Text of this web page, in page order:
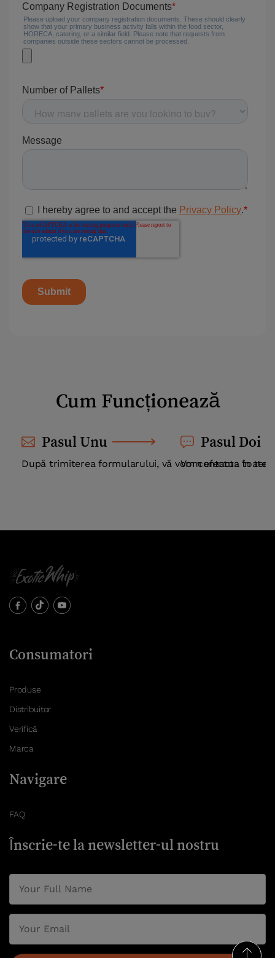
Cum Funcționează
Pasul Unu
După trimiterea formularului, vă vom contacta în
Pasul Doi
Vom efectua toate
Consumatori
Produse
Distribuitor
Verifică
Marca
Navigare
FAQ
Înscrie-te la newsletter-ul nostru